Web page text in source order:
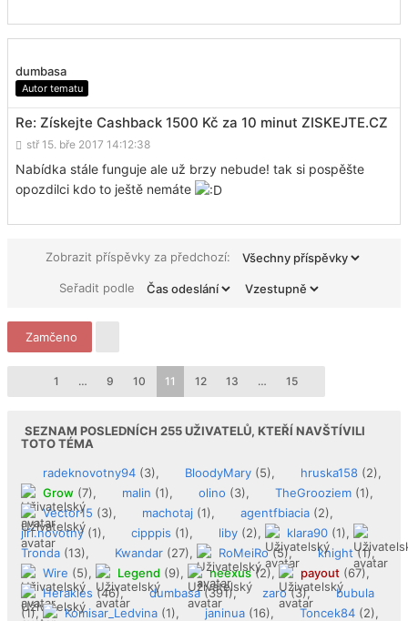
dumbasa
Autor tematu
Re: Získejte Cashback 1500 Kč za 10 minut ZISKEJTE.CZ
stř 15. bře 2017 14:12:38
Nabídka stále funguje ale už brzy nebude! tak si pospěšte
opozdilci kdo to ještě nemáte
Zobrazit příspěvky za předchozí:
Seřadit podle
Zamčeno
1 … 9 10 11 12 13 … 15
SEZNAM POSLEDNÍCH 255UŽIVATELŮ, KTEŘÍ NAVŠTÍVILI
TOTO TÉMA
radeknovotny94 (3), BloodyMary (5), hruska158 (2),
Grow (7), malin (1), olino (3), TheGrooziem (1),
Vector15 (3), machotaj (1), agentfbiacia (2),
jiří.novotný(1), cipppis (1), liby (2), klara90 (1),
Tronda (13), Kwandar (27), RoMeiRo(5), knight(1),
Wire (5), Legend (9), neexus(2), payout (67),
Herakles (46), dumbasa(391), zaro(3),
bubula
(1),
Komisar_Ledvina (1), janinua (16), Toncek84 (2),